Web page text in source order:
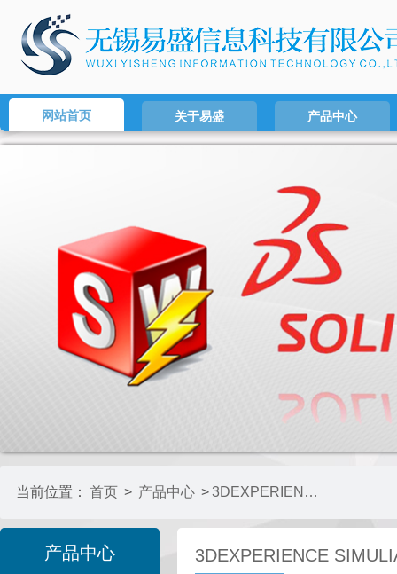
网站首页 关于易盛 产品中心
当前位置： 首页 > 产品中心 > 3DEXPERIENCE SIMULIAWORKS
产品中心 3DEXPERIENCE